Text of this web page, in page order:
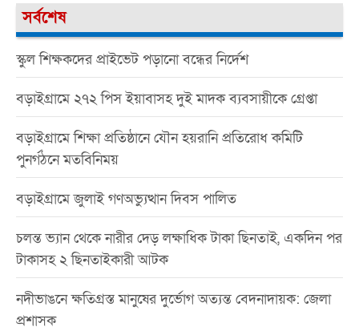
সর্বশেষ
স্কুল শিক্ষকদের প্রাইভেট পড়ানো বন্ধের নির্দেশ
বড়াইগ্রামে ২৭২ পিস ইয়াবাসহ দুই মাদক ব্যবসায়ীকে গ্রেপ্তা
বড়াইগ্রামে শিক্ষা প্রতিষ্ঠানে যৌন হয়রানি প্রতিরোধ কমিটি
পুনর্গঠনে মতবিনিময়
বড়াইগ্রামে জুলাই গণঅভ্যুত্থান দিবস পালিত
চলন্ত ভ্যান থেকে নারীর দেড় লক্ষাধিক টাকা ছিনতাই, একদিন পর
টাকাসহ ২ ছিনতাইকারী আটক
নদীভাঙনে ক্ষতিগ্রস্ত মানুষের দুর্ভোগ অত্যন্ত বেদনাদায়ক: জেলা
প্রশাসক